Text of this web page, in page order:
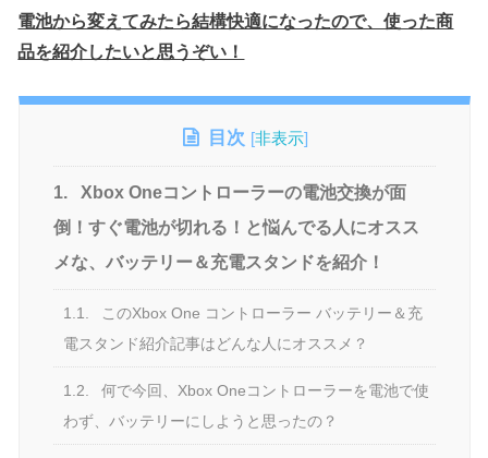
電池から変えてみたら結構快適になったので、使った商
品を紹介したいと思うぞい！
目次 [非表示]
1.
Xbox Oneコントローラーの電池交換が面
倒！すぐ電池が切れる！と悩んでる人にオスス
メな、バッテリー＆充電スタンドを紹介！
1.1.
このXbox One コントローラー バッテリー＆充
電スタンド紹介記事はどんな人にオススメ？
1.2.
何で今回、Xbox Oneコントローラーを電池で使
わず、バッテリーにしようと思ったの？